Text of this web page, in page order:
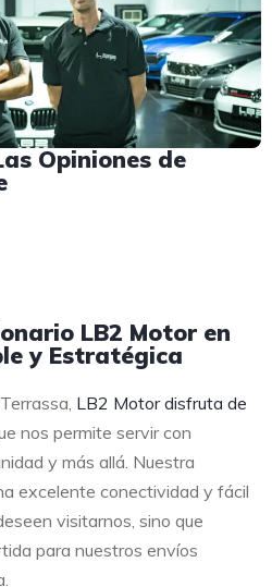
Opiniones de
LB2 Motor en
y Estratégica
LB2 Motor disfruta de
nos permite servir con
y más allá. Nuestra
excelente conectividad y fácil
visitarnos, sino que
para nuestros envíos